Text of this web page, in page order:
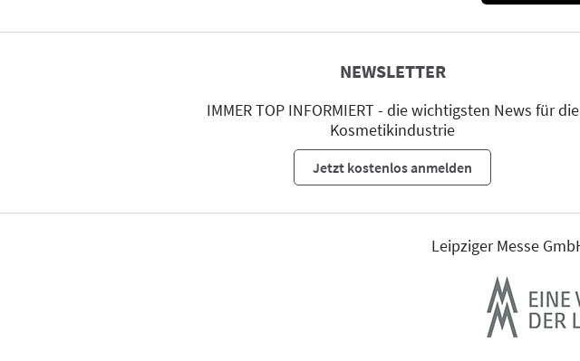
NEWSLETTER
IMMER TOP INFORMIERT - die wichtigsten News für die
Kosmetikindustrie
Jetzt kostenlos anmelden
Leipziger Messe